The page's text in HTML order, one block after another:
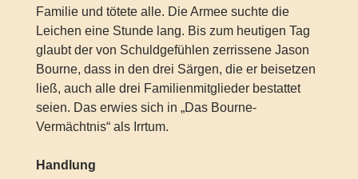
Familie und tötete alle. Die Armee suchte die
Leichen eine Stunde lang. Bis zum heutigen Tag
glaubt der von Schuldgefühlen zerrissene Jason
Bourne, dass in den drei Särgen, die er beisetzen
ließ, auch alle drei Familienmitglieder bestattet
seien. Das erwies sich in „Das Bourne-
Vermächtnis“ als Irrtum.
Handlung